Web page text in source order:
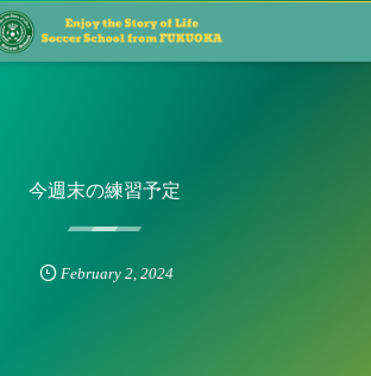
今週末の練習予定
February 2 ,2024